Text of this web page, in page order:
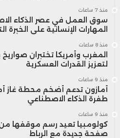
منذ 7 ساعات
سوق العمل في عصر الذكاء
المهارات الإنسانية على الخبرة
منذ 8 ساعات
المغرب وأمريكا تختبران
لتعزيز القدرات العسكرية
منذ 9 ساعات
أمازون تدعم أضخم محطة غاز
طفرة الذكاء الاصطناعي
منذ 9 ساعات
كولومبيا تعيد رسم موقفها من
صفحة جديدة مع الرباط